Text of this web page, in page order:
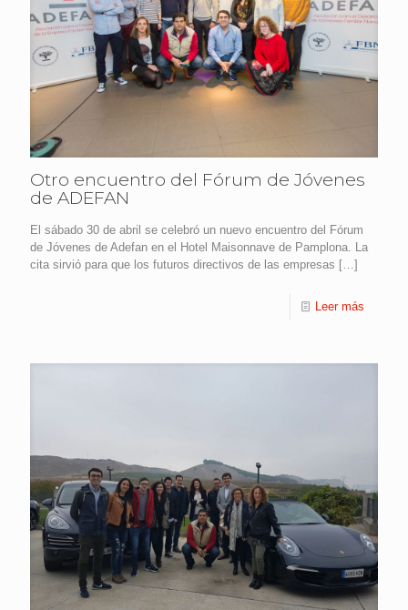
Otro encuentro del Fórum de Jóvenes
de ADEFAN
El sábado 30 de abril se celebró un nuevo encuentro del Fórum
de Jóvenes de Adefan en el Hotel Maisonnave de Pamplona. La
cita sirvió para que los futuros directivos de las empresas […]
Leer más